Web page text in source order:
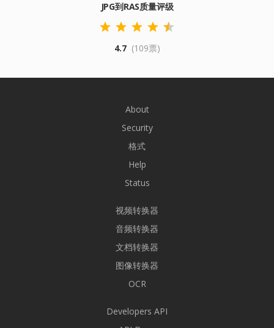
JPG到RAS质量评级
4.7 (109票)
About
Security
格式
Help
Status
视频转换器
音频转换器
文档转换器
图像转换器
OCR
Developers API